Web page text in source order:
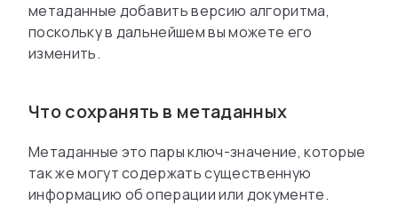
метаданные добавить версию алгоритма,
поскольку в дальнейшем вы можете его
изменить.
Что сохранять в метаданных
Метаданные это пары ключ-значение, которые
так же могут содержать существенную
информацию об операции или документе.